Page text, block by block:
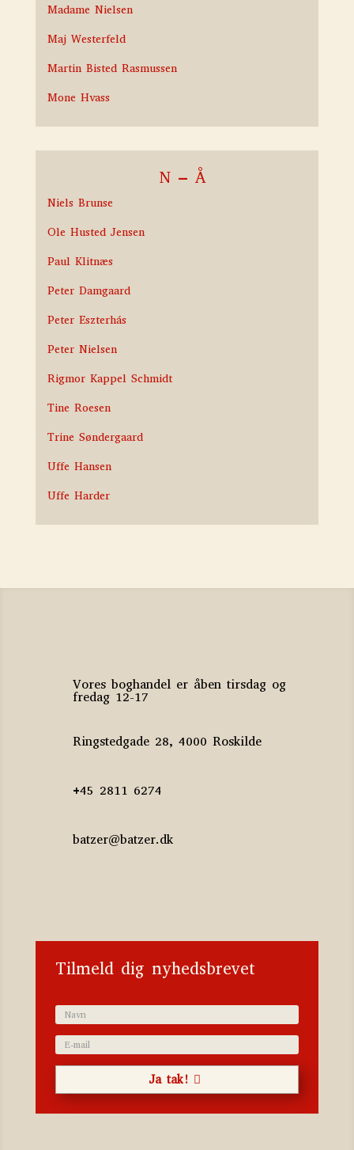
Madame Nielsen
Maj Westerfeld
Martin Bisted Rasmussen
Mone Hvass
N – Å
Niels Brunse
Ole Husted Jensen
Paul Klitnæs
Peter Damgaard
Peter Eszterhás
Peter Nielsen
Rigmor Kappel Schmidt
Tine Roesen
Trine Søndergaard
Uffe Hansen
Uffe Harder
Vores boghandel er åben tirsdag og
fredag 12-17
Ringstedgade 28, 4000 Roskilde
+45 2811 6274
batzer@batzer.dk
Tilmeld dig nyhedsbrevet
Ja tak!